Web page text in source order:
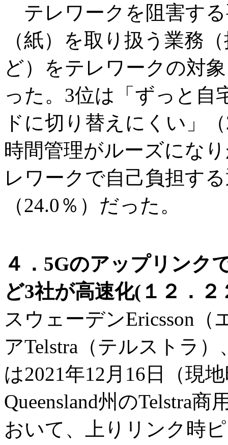
テレワークを阻害す
（紙）を取り扱う業務
ど）をテレワークの対
った。3位は「ずっと自
ドに切り替えにくい」
時間管理がルーズにな
レワークで自己負担す
（24.0％）だった。
４．5Gのアップリンク
ど3社が高速化(１２．
スウェーデンEricsson
アTelstra（テルストラ
は2021年12月16日（現
Queensland州のTelstra
おいて、上りリンク時